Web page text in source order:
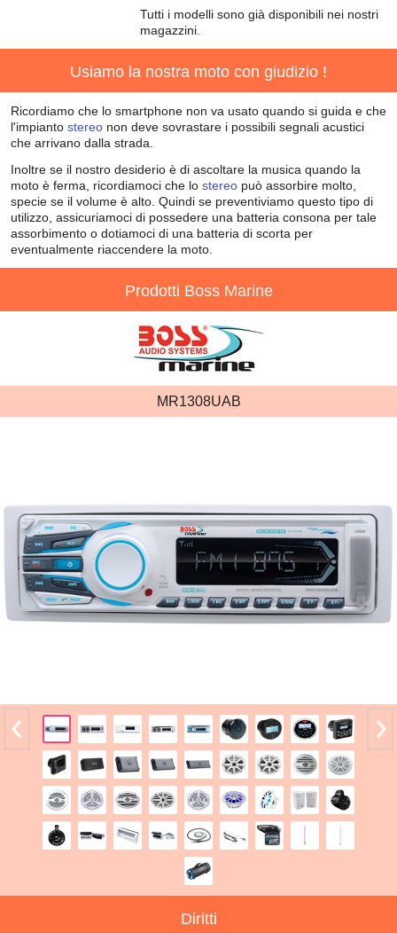
Tutti i modelli sono già disponibili nei nostri
magazzini.
Usiamo la nostra moto con giudizio !
Ricordiamo che lo smartphone non va usato quando si guida e che
l'impianto stereo non deve sovrastare i possibili segnali acustici
che arrivano dalla strada.
Inoltre se il nostro desiderio è di ascoltare la musica quando la
moto è ferma, ricordiamoci che lo stereo può assorbire molto,
specie se il volume è alto. Quindi se preventiviamo questo tipo di
utilizzo, assicuriamoci di possedere una batteria consona per tale
assorbimento o dotiamoci di una batteria di scorta per
eventualmente riaccendere la moto.
Prodotti Boss Marine
MR1308UAB
Diritti